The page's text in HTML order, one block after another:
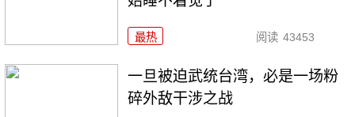
最热 阅读 43453
一旦被迫武统台湾，必是一场粉
碎外敌干涉之战